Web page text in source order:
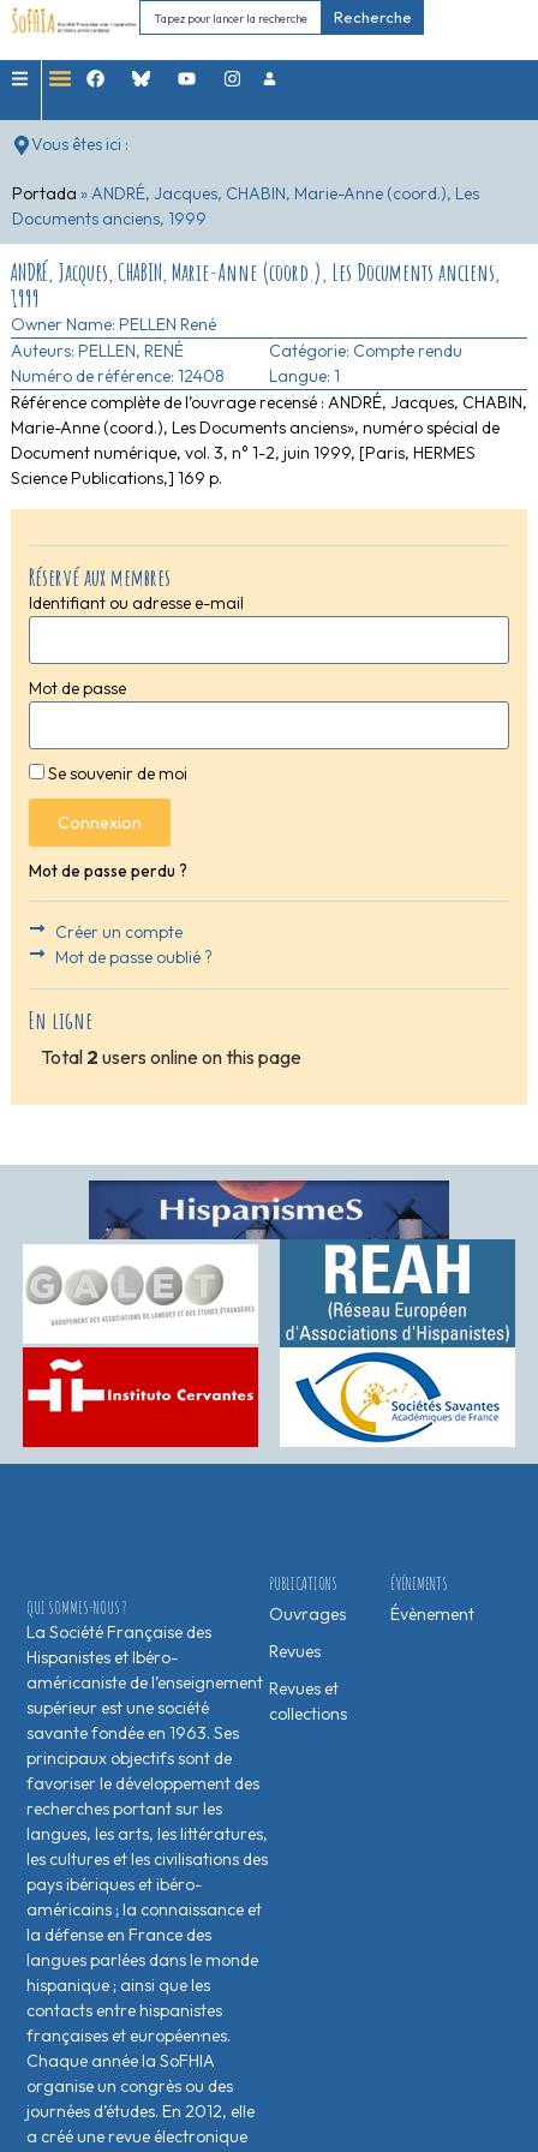
Recherche
Vous êtes ici :
Portada »ANDRÉ, Jacques, CHABIN, Marie-Anne (coord.), Les
Documents anciens, 1999
Réservé aux membres
Identifiant ou adresse e-mail
Mot de passe
Se souvenir de moi
Connexion
Mot de passe perdu ?
Créer un compte
Mot de passe oublié ?
En ligne
Total 2 users online on this page
ANDRÉ, Jacques, CHABIN, Marie-Anne (coord.), Les Documents anciens,
1999
Owner Name: PELLEN René
Auteurs: PELLEN, RENÉ
Numéro de référence: 12408
Catégorie: Compte rendu
Langue: 1
Référence complète de l’ouvrage recensé : ANDRÉ, Jacques, CHABIN,
Marie-Anne (coord.), Les Documents anciens», numéro spécial de
Document numérique, vol. 3, n° 1-2, juin 1999, [Paris, HERMES
Science Publications,] 169 p.
ÉVÉNEMENTS
Évènement
PUBLICATIONS
Ouvrages
Revues
Revues et
collections
QUI SOMMES-NOUS ?
La Société Française des
Hispanistes et Ibéro-
américaniste de l’enseignement
supérieur est une société
savante fondée en 1963. Ses
principaux objectifs sont de
favoriser le développement des
recherches portant sur les
langues, les arts, les littératures,
les cultures et les civilisations des
pays ibériques et ibéro-
américains ; la connaissance et
la défense en France des
langues parlées dans le monde
hispanique ; ainsi que les
contacts entre hispanistes
français·es et européen·nes.
Chaque année la SoFHIA
organise un congrès ou des
journées d’études. En 2012, elle
a créé une revue électronique